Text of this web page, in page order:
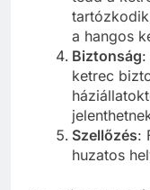
a hangos
Biztonság:
ketrec
Szellőzés:
huzatos